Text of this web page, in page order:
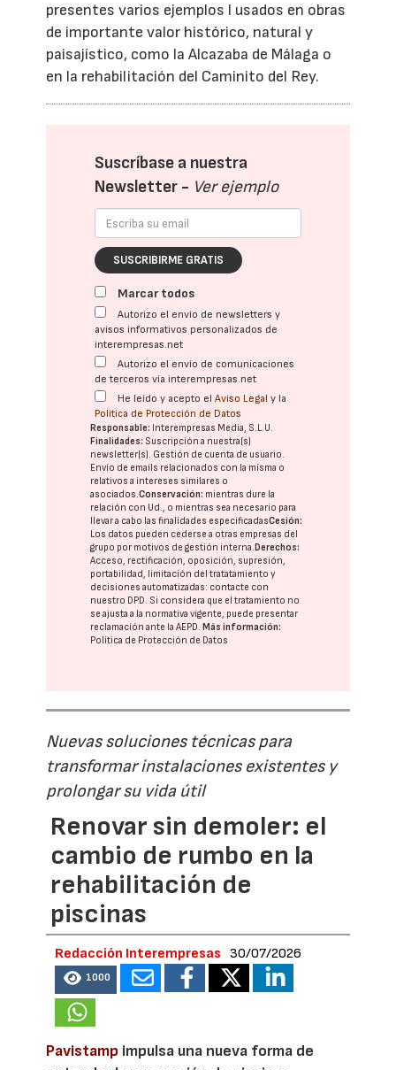
presentes varios ejemplos l usados en obras
de importante valor histórico, natural y
paisajístico, como la Alcazaba de Málaga o
en la rehabilitación del Caminito del Rey.
Suscríbase a nuestra
Newsletter - Ver ejemplo
SUSCRIBIRME GRATIS
Marcar todos
Autorizo el envío de newsletters y
avisos informativos personalizados de
interempresas.net
Autorizo el envío de comunicaciones
de terceros vía interempresas.net
He leído y acepto elAviso Legal y la
Política de Protección de Datos
Responsable: Interempresas Media, S.L.U.
Finalidades: Suscripción a nuestra(s)
newsletter(s). Gestión de cuenta de usuario.
Envío de emails relacionados con la misma o
relativos a intereses similares o
asociados.Conservación: mientras dure la
relación con Ud., o mientras sea necesario para
llevar a cabo las finalidades especificadasCesión:
Los datos pueden cederse a otras empresas del
grupo por motivos de gestión interna. Derechos:
Acceso, rectificación, oposición, supresión,
portabilidad, limitación del tratatamiento y
decisiones automatizadas: contacte con
nuestro DPD. Si considera que el tratamiento no
se ajusta a la normativa vigente, puede presentar
reclamación ante laAEPD. Más información:
Política de Protección de Datos
Nuevas soluciones técnicas para
transformar instalaciones existentes y
prolongar su vida útil
Renovar sin demoler: el
cambio de rumbo en la
rehabilitación de
piscinas
Redacción Interempresas 30/07/2026
1000
Pavistamp impulsa una nueva forma de